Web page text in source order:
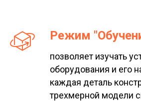
Режим
позволяет изучать
оборудования и его
каждая деталь
трехмерной модели